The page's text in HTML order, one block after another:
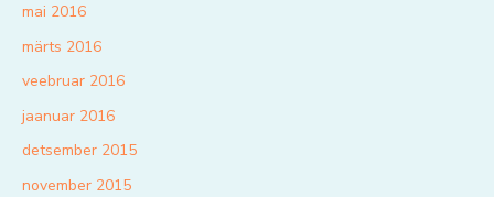
mai 2016
märts 2016
veebruar 2016
jaanuar 2016
detsember 2015
november 2015